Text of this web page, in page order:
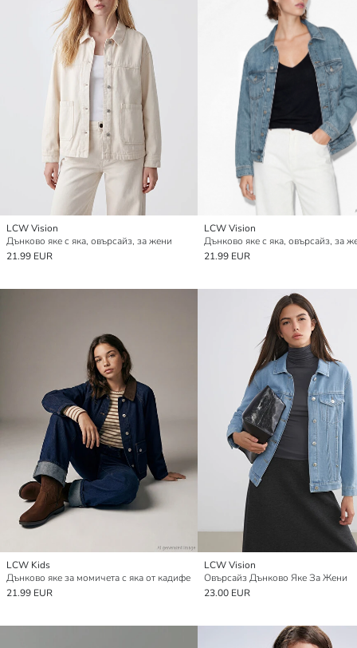
LCW Vision
Дънково яке с яка, овърсайз, за жени
21.99 EUR
LCW Vision
Дънково яке с яка, овърсайз, за
21.99 EUR
LCW Kids
Дънково яке за момичета с яка от кадифе
21.99 EUR
LCW Vision
Овърсайз Дънково Яке За Жени
23.00 EUR